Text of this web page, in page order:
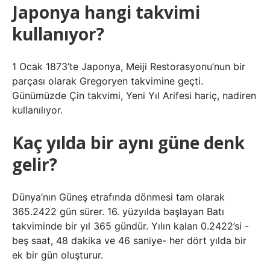
Japonya hangi takvimi
kullanıyor?
1 Ocak 1873’te Japonya, Meiji Restorasyonu’nun bir
parçası olarak Gregoryen takvimine geçti.
Günümüzde Çin takvimi, Yeni Yıl Arifesi hariç, nadiren
kullanılıyor.
Kaç yılda bir aynı güne denk
gelir?
Dünya’nın Güneş etrafında dönmesi tam olarak
365.2422 gün sürer. 16. yüzyılda başlayan Batı
takviminde bir yıl 365 gündür. Yılın kalan 0.2422’si -
beş saat, 48 dakika ve 46 saniye- her dört yılda bir
ek bir gün oluşturur.